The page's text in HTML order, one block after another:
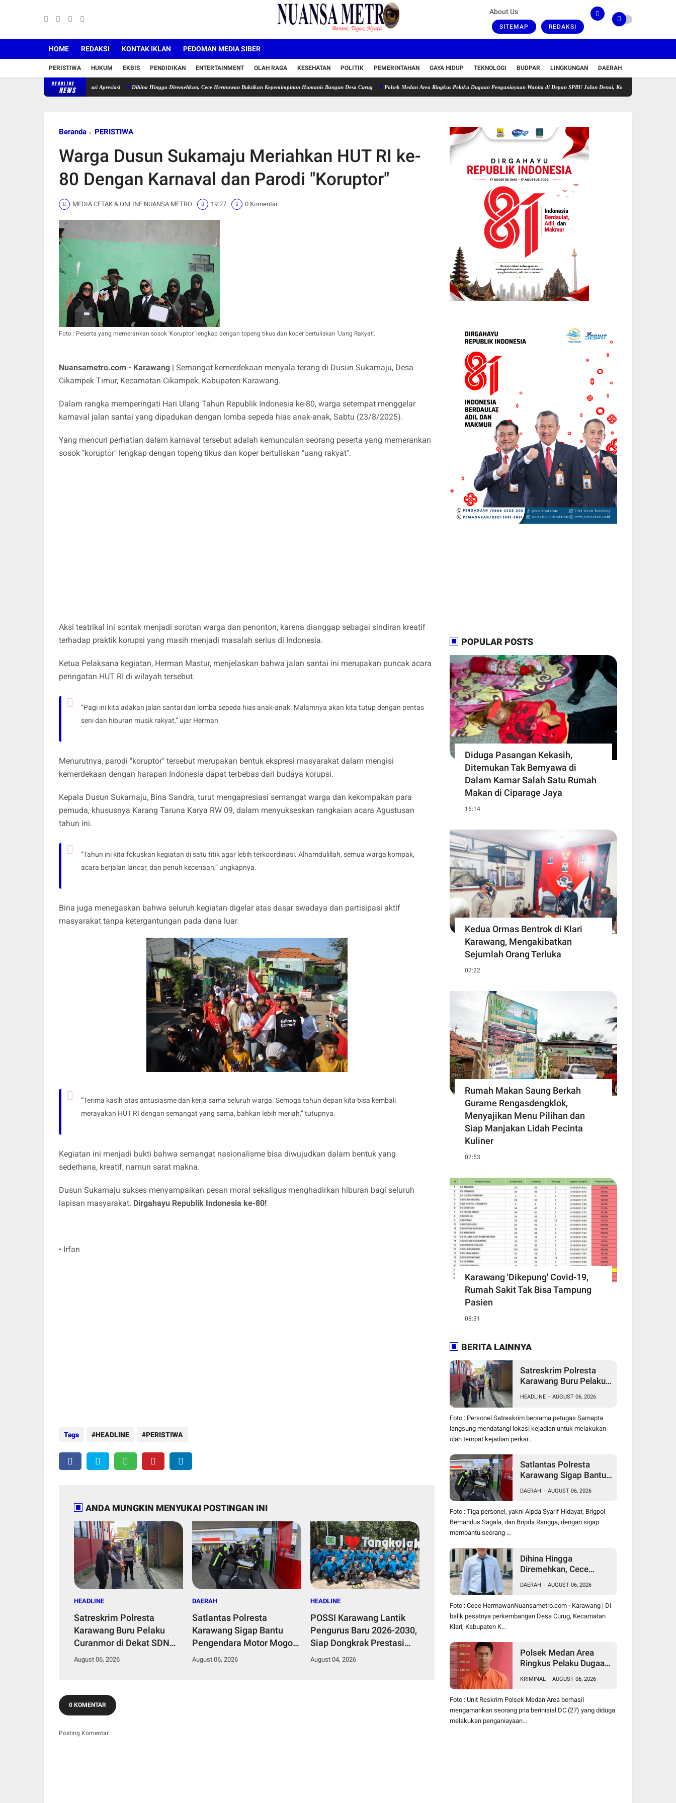
About Us
SITEMAP REDAKSI
HOME REDAKSI KONTAK IKLAN PEDOMAN MEDIA SIBER
PERISTIWA HUKUM EKBIS PENDIDIKAN ENTERTAINMENT OLAH RAGA KESEHATAN POLITIK PEMERINTAHAN GAYA HIDUP TEKNOLOGI BUDPAR LINGKUNGAN DAERAH
HEADLINE
NEWS
Polisi Humanis Tuai Apresiasi Dihina Hingga Diremehkan, Cece Hermawan Buktikan Kepemimpinan Humanis Bangun Desa Curug Polsek Medan Area Ringkus Pelaku Dugaan Penganiayaan Wanita di Depan SPBU Jalan Denai, Korban Alami Luka Memar
Beranda PERISTIWA
Warga Dusun Sukamaju Meriahkan HUT RI ke-
80 Dengan Karnaval dan Parodi "Koruptor"
MEDIA CETAK & ONLINE NUANSA METRO 19:27 0 Komentar
Foto : Peserta yang memerankan sosok 'Koruptor' lengkap dengan topeng tikus dan koper bertuliskan 'Uang Rakyat'.
Nuansametro.com - Karawang | Semangat kemerdekaan menyala terang di Dusun Sukamaju, Desa
Cikampek Timur, Kecamatan Cikampek, Kabupaten Karawang.
Dalam rangka memperingati Hari Ulang Tahun Republik Indonesia ke-80, warga setempat menggelar
karnaval jalan santai yang dipadukan dengan lomba sepeda hias anak-anak, Sabtu (23/8/2025).
Yang mencuri perhatian dalam karnaval tersebut adalah kemunculan seorang peserta yang memerankan
sosok "koruptor" lengkap dengan topeng tikus dan koper bertuliskan "uang rakyat".
Aksi teatrikal ini sontak menjadi sorotan warga dan penonton, karena dianggap sebagai sindiran kreatif
terhadap praktik korupsi yang masih menjadi masalah serius di Indonesia.
Ketua Pelaksana kegiatan, Herman Mastur, menjelaskan bahwa jalan santai ini merupakan puncak acara
peringatan HUT RI di wilayah tersebut.
“Pagi ini kita adakan jalan santai dan lomba sepeda hias anak-anak. Malamnya akan kita tutup dengan pentas
seni dan hiburan musik rakyat,” ujar Herman.
Menurutnya, parodi "koruptor" tersebut merupakan bentuk ekspresi masyarakat dalam mengisi
kemerdekaan dengan harapan Indonesia dapat terbebas dari budaya korupsi.
Kepala Dusun Sukamaju, Bina Sandra, turut mengapresiasi semangat warga dan kekompakan para
pemuda, khususnya Karang Taruna Karya RW 09, dalam menyukseskan rangkaian acara Agustusan
tahun ini.
“Tahun ini kita fokuskan kegiatan di satu titik agar lebih terkoordinasi. Alhamdulillah, semua warga kompak,
acara berjalan lancar, dan penuh keceriaan,” ungkapnya.
Bina juga menegaskan bahwa seluruh kegiatan digelar atas dasar swadaya dan partisipasi aktif
masyarakat tanpa ketergantungan pada dana luar.
“Terima kasih atas antusiasme dan kerja sama seluruh warga. Semoga tahun depan kita bisa kembali
merayakan HUT RI dengan semangat yang sama, bahkan lebih meriah,” tutupnya.
Kegiatan ini menjadi bukti bahwa semangat nasionalisme bisa diwujudkan dalam bentuk yang
sederhana, kreatif, namun sarat makna.
Dusun Sukamaju sukses menyampaikan pesan moral sekaligus menghadirkan hiburan bagi seluruh
lapisan masyarakat. Dirgahayu Republik Indonesia ke-80!
• Irfan
Tags HEADLINE PERISTIWA
ANDA MUNGKIN MENYUKAI POSTINGAN INI
HEADLINE
Satreskrim Polresta
Karawang Buru Pelaku
Curanmor di Dekat SDN
Palumbonsari I, Korban
August 06, 2026
DAERAH
Satlantas Polresta
Karawang Sigap Bantu
Pengendara Motor Mogok,
Polisi Humanis Tuai
August 06, 2026
HEADLINE
POSSI Karawang Lantik
Pengurus Baru 2026-2030,
Siap Dongkrak Prestasi
dan Kawal Kelestarian
August 04, 2026
0 KOMENTAR
Posting Komentar
POPULAR POSTS
Diduga Pasangan Kekasih,
Ditemukan Tak Bernyawa di
Dalam Kamar Salah Satu Rumah
Makan di Ciparage Jaya
16:14
Kedua Ormas Bentrok di Klari
Karawang, Mengakibatkan
Sejumlah Orang Terluka
07:22
Rumah Makan Saung Berkah
Gurame Rengasdengklok,
Menyajikan Menu Pilihan dan
Siap Manjakan Lidah Pecinta
Kuliner
07:53
Karawang 'Dikepung' Covid-19,
Rumah Sakit Tak Bisa Tampung
Pasien
08:31
BERITA LAINNYA
Satreskrim Polresta
Karawang Buru Pelaku
Palumbonsari I, Korban
Rugi Rp19 Juta
HEADLINE - AUGUST 06, 2026
Foto : Personel Satreskrim bersama petugas Samapta
langsung mendatangi lokasi kejadian untuk melakukan
olah tempat kejadian perkar...
Satlantas Polresta
Karawang Sigap Bantu
Mogok, Polisi Humanis
Tuai Apresiasi
DAERAH - AUGUST 06, 2026
Foto : Tiga personel, yakni Aipda Syarif Hidayat, Brigpol
Bernandus Sagala, dan Bripda Rangga, dengan sigap
membantu seorang ...
Dihina Hingga
Diremehkan, Cece
Kepemimpinan
Humanis Bangun Desa
Curug
DAERAH - AUGUST 06, 2026
Foto : Cece HermawanNuansametro.com - Karawang | Di
balik pesatnya perkembangan Desa Curug, Kecamatan
Klari, Kabupaten K...
Polsek Medan Area
Ringkus Pelaku Dugaan
Depan SPBU Jalan
Denai, Korban Alami
Luka Memar
KRIMINAL - AUGUST 06, 2026
Foto : Unit Reskrim Polsek Medan Area berhasil
mengamankan seorang pria berinisial DC (27) yang diduga
melakukan penganiayaan...